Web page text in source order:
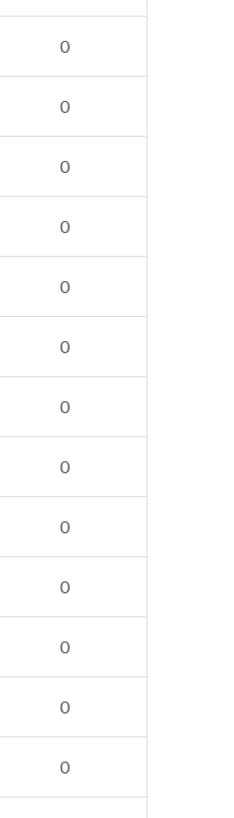
0
0
0
0
0
0
0
0
0
0
0
0
0